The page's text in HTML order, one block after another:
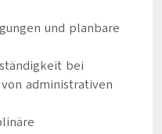
und planbare
bei
administrativen